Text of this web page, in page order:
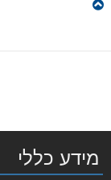
מידע כללי